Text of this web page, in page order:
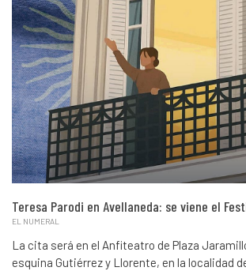
Teresa Parodi en Avellaneda: se viene el
EL NUMERAL
La cita será en el Anfiteatro de Plaza
esquina Gutiérrez y Llorente, en la localidad